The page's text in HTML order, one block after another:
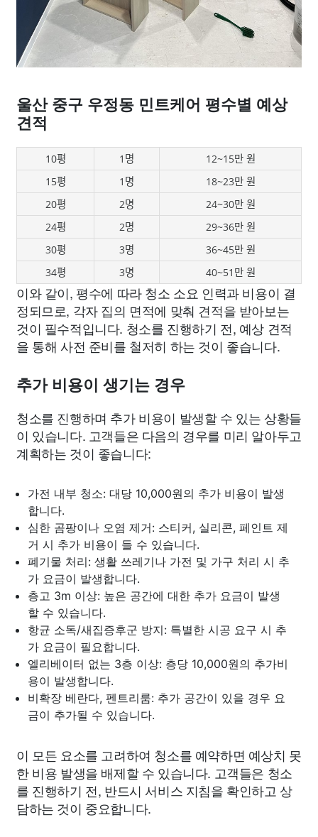
울산 중구 우정동 민트케어 평수별 예상
견적
10평 1명
12~15만 원
15평
1명
18~23만 원
20평
2명
24~30만 원
24평
2명
29~36만 원
30평
3명
36~45만 원
34평
3명 40~51만 원
이와 같이, 평수에 따라 청소 소요 인력과 비용이 결
정되므로, 각자 집의 면적에 맞춰 견적을 받아보는
것이 필수적입니다. 청소를 진행하기 전, 예상 견적
을 통해 사전 준비를 철저히 하는 것이 좋습니다.
추가 비용이 생기는 경우
청소를 진행하며 추가 비용이 발생할 수 있는 상황들
이 있습니다. 고객들은 다음의 경우를 미리 알아두고
계획하는 것이 좋습니다:
가전 내부 청소: 대당 10,000원의 추가 비용이 발생
합니다.
심한 곰팡이나 오염 제거: 스티커, 실리콘, 페인트 제
거 시 추가 비용이 들 수 있습니다.
폐기물 처리: 생활 쓰레기나 가전 및 가구 처리 시 추
가 요금이 발생합니다.
층고 3m 이상: 높은 공간에 대한 추가 요금이 발생
할 수 있습니다.
항균 소독/새집증후군 방지: 특별한 시공 요구 시 추
가 요금이 필요합니다.
엘리베이터 없는 3층 이상: 층당 10,000원의 추가비
용이 발생합니다.
비확장 베란다, 펜트리룸: 추가 공간이 있을 경우 요
금이 추가될 수 있습니다.
이 모든 요소를 고려하여 청소를 예약하면 예상치 못
한 비용 발생을 배제할 수 있습니다. 고객들은 청소
를 진행하기 전, 반드시 서비스 지침을 확인하고 상
담하는 것이 중요합니다.